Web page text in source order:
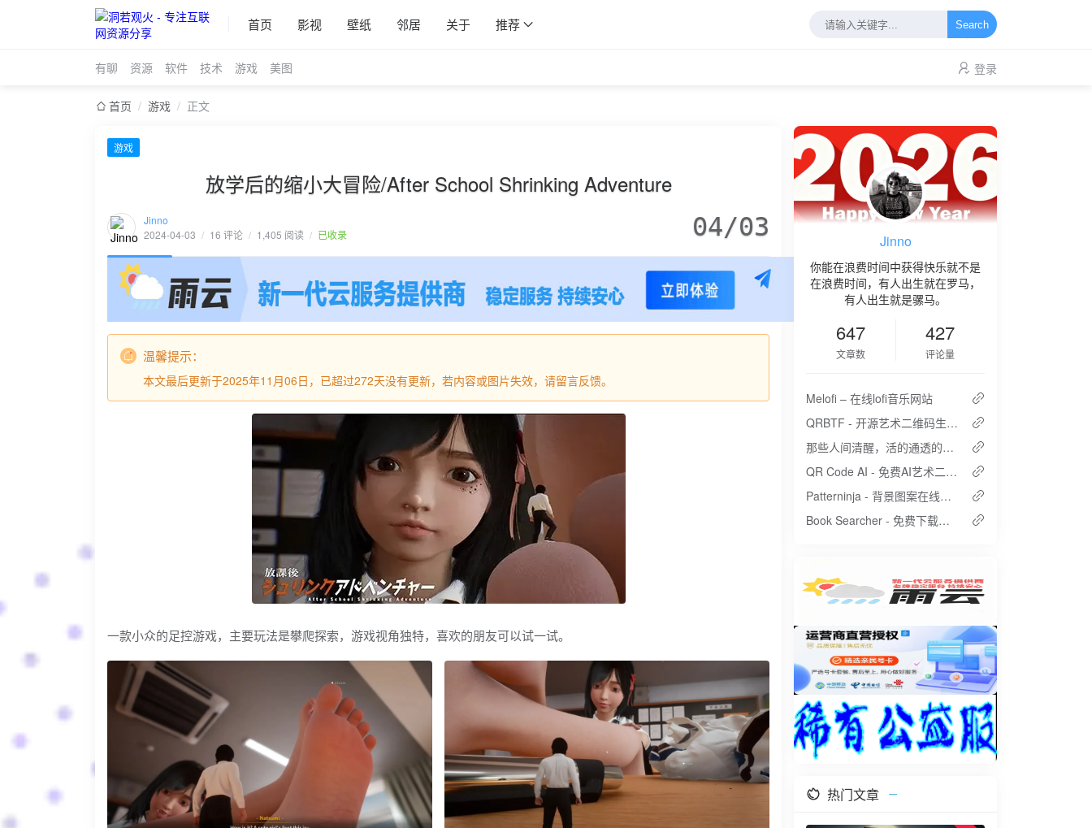
首页 影视 壁纸 邻居 关于 推荐 Search
有聊 资源 软件 技术 游戏 美图 登录
首页 / 游戏 / 正文
游戏
放学后的缩小大冒险/After School Shrinking Adventure
Jinno
2024-04-03 / 16 评论 / 1,405 阅读 / 已收录 04/03
温馨提示：
本文最后更新于2025年11月06日，已超过272天没有更新，若内容或图片失效，请留言反馈。
一款小众的足控游戏，主要玩法是攀爬探索，游戏视角独特，喜欢的朋友可以试一试。
Jinno
你能在浪费时间中获得快乐就不是
在浪费时间，有人出生就在罗马，
有人出生就是骡马。
647
文章数
427
评论量
Melofi – 在线lofi音乐网站
QRBTF - 开源艺术二维码生成器
那些人间清醒，活的通透的人类。
QR Code AI - 免费AI艺术二维码生成工具
Patterninja - 背景图案在线生成工具
Book Searcher - 免费下载全网小说
热门文章